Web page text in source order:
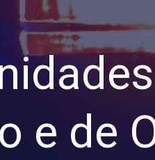
e de